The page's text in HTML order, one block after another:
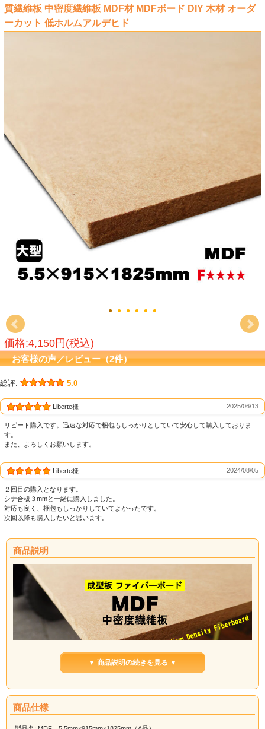
質繊維板 中密度繊維板 MDF材 MDFボード DIY 木材 オーダ
ーカット 低ホルムアルデヒド
価格:4,150円(税込)
お客様の声／レビュー（2件）
総評: 5.0
Liberte様 2025/06/13
リピート購入です。迅速な対応で梱包もしっかりとしていて安心して購入しておりま
す。
また、よろしくお願いします。
Liberte様 2024/08/05
２回目の購入となります。
シナ合板３mmと一緒に購入しました。
対応も良く、梱包もしっかりしていてよかったです。
次回以降も購入したいと思います。
商品説明
MDFとはMedium Density Fiberboardの略称である。
MDF(中密度繊維板)とは、材料となる木材を繊維状になるまで細かくしたもの
を、合成樹脂で成形してつくられた成型板（ファイバーボード）の一種です。
木材特有の「割れ」や「節」などが無く、加工性の良い材料です。
▼ 商品説明の続きを見る ▼
商品仕様